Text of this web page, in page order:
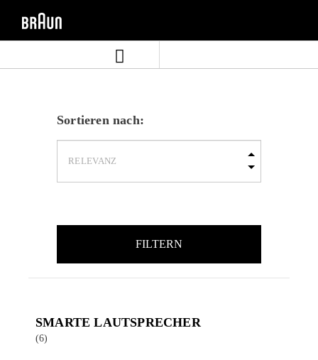
Inhalt
Navigationsmenü
Sortieren nach:
FILTERN
SMARTE LAUTSPRECHER
(6)